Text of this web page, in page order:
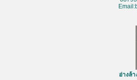
อ่างล้